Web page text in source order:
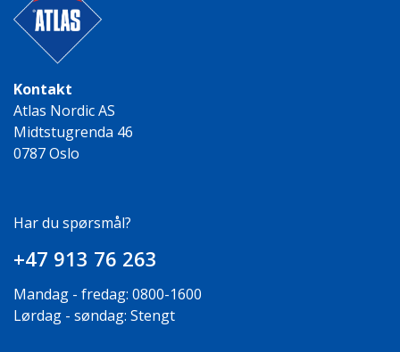
Kontakt
Atlas Nordic AS
Midtstugrenda 46
0787 Oslo
Har du spørsmål?
+47 913 76 263
Mandag - fredag: 0800-1600
Lørdag - søndag: Stengt